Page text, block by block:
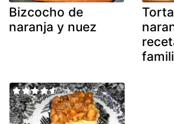
Bizcocho de
naranja y nuez